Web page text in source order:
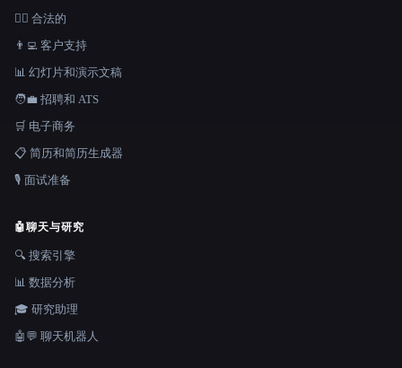
👩‍⚖️ 合法的
👨‍💻 客户支持
📊 幻灯片和演示文稿
🧑‍💼 招聘和 ATS
🛒 电子商务
📋 简历和简历生成器
🎙️ 面试准备
🤖聊天与研究
🔍 搜索引擎
📊 数据分析
🎓 研究助理
🤖💬 聊天机器人